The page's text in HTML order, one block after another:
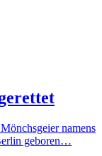
namens
geboren…